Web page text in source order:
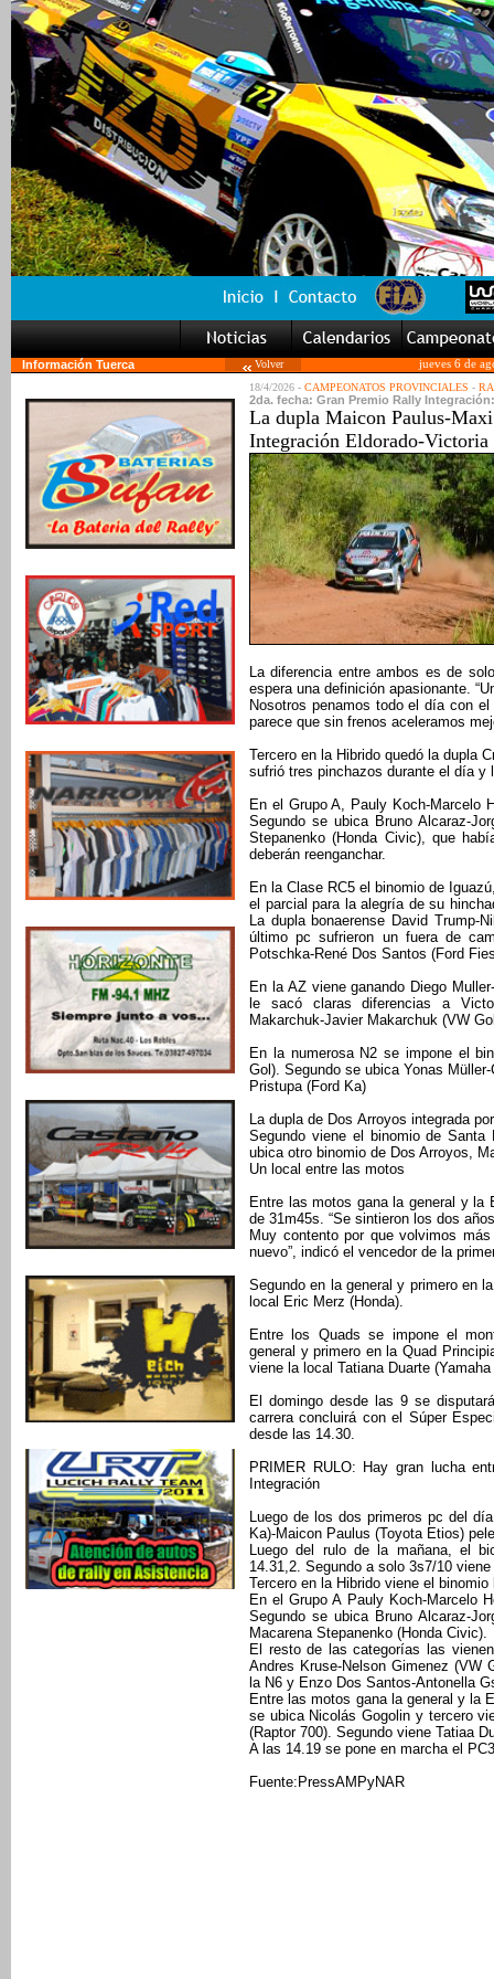
Información Tuerca Volver
jueves 6 de
18/4/2026 - CAMPEONATOS PROVINCIALES -
2da. fecha: Gran Premio Rally
La dupla Maicon Paulus-
Integración Eldorado-Victoria
La diferencia entre ambos es de
espera una definición apasionante.
Nosotros penamos todo el día con
parece que sin frenos aceleramos
Tercero en la Hibrido quedó la dupla
sufrió tres pinchazos durante el día y
En el Grupo A, Pauly Koch-Marcelo
Segundo se ubica Bruno Alcaraz-
Stepanenko (Honda Civic), que
deberán reenganchar.
En la Clase RC5 el binomio de
el parcial para la alegría de su
La dupla bonaerense David Trump-
último pc sufrieron un fuera de
Potschka-René Dos Santos (Ford
En la AZ viene ganando Diego
le sacó claras diferencias a
Makarchuk-Javier Makarchuk (VW
En la numerosa N2 se impone el
Gol). Segundo se ubica Yonas
Pristupa (Ford Ka)
La dupla de Dos Arroyos integrada
Segundo viene el binomio de
ubica otro binomio de Dos Arroyos,
Un local entre las motos
Entre las motos gana la general y la
de 31m45s. “Se sintieron los dos
Muy contento por que volvimos
nuevo”, indicó el vencedor de la
Segundo en la general y primero en
local Eric Merz (Honda).
Entre los Quads se impone el
general y primero en la Quad
viene la local Tatiana Duarte
El domingo desde las 9 se
carrera concluirá con el Súper
desde las 14.30.
PRIMER RULO: Hay gran lucha
Integración
Luego de los dos primeros pc del
Ka)-Maicon Paulus (Toyota Etios)
Luego del rulo de la mañana, el
14.31,2. Segundo a solo 3s7/10
Tercero en la Hibrido viene el
En el Grupo A Pauly Koch-Marcelo
Segundo se ubica Bruno Alcaraz-
Macarena Stepanenko (Honda Civic).
El resto de las categorías las
Andres Kruse-Nelson Gimenez (VW
la N6 y Enzo Dos Santos-Antonella
Entre las motos gana la general y la
se ubica Nicolás Gogolin y tercero
(Raptor 700). Segundo viene Tatiaa
A las 14.19 se pone en marcha el
Fuente:PressAMPyNAR